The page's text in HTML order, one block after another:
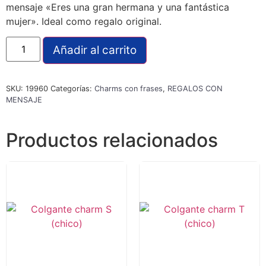
mensaje «Eres una gran hermana y una fantástica
mujer». Ideal como regalo original.
Añadir al carrito
SKU: 19960 Categorías: Charms con frases, REGALOS CON
MENSAJE
Productos relacionados